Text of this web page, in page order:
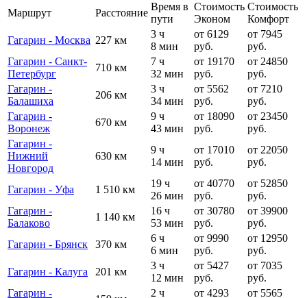
Маршрут Расстояние
Время в
пути
Стоимость
Эконом
Стоимость
Комфорт
Гагарин - Москва 227 км
3 ч
8 мин
от 6129
руб.
от 7945
руб.
Гагарин - Санкт-
Петербург
710 км
7 ч
32 мин
от 19170
руб.
от 24850
руб.
Гагарин -
Балашиха
206 км
3 ч
34 мин
от 5562
руб.
от 7210
руб.
Гагарин -
Воронеж
670 км
9 ч
43 мин
от 18090
руб.
от 23450
руб.
Гагарин -
Нижний
Новгород
630 км
9 ч
14 мин
от 17010
руб.
от 22050
руб.
Гагарин - Уфа 1 510 км
19 ч
26 мин
от 40770
руб.
от 52850
руб.
Гагарин -
Балаково
1 140 км
16 ч
53 мин
от 30780
руб.
от 39900
руб.
Гагарин - Брянск
370 км
6 ч
6 мин
от 9990
руб.
от 12950
руб.
Гагарин - Калуга
201 км
3 ч
12 мин
от 5427
руб.
от 7035
руб.
Гагарин -
2 ч
от 4293
от 5565